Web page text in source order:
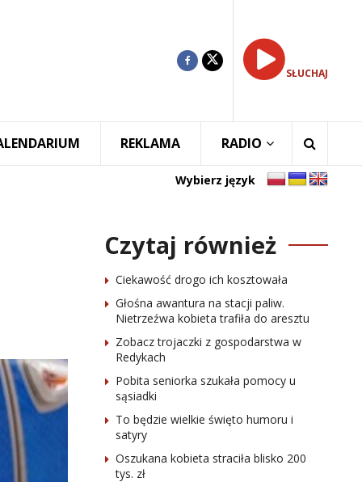
SŁUCHAJ
REKLAMA RADIO
Wybierz język
Czytaj również
Ciekawość drogo ich kosztowała
Głośna awantura na stacji paliw.
Nietrzeźwa kobieta trafiła do aresztu
Zobacz trojaczki z gospodarstwa w
Redykach
Pobita seniorka szukała pomocy u
sąsiadki
To będzie wielkie święto humoru i
satyry
Oszukana kobieta straciła blisko 200
tys. zł